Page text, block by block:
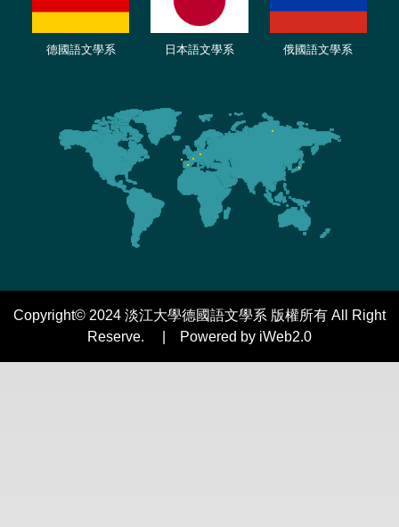
德國語文學系 日本語文學系 俄國語文學系
Copyright© 2024 淡江大學德國語文學系 版權所有 All Right
Reserve. | Powered by iWeb2.0